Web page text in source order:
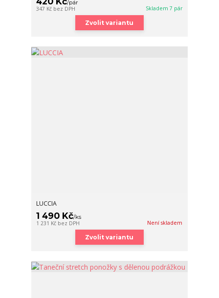
/pár
347 Kč bez DPH Skladem 7 pár
Zvolit variantu
LUCCIA
1 490 Kč/ks
1 231 Kč bez DPH Není skladem
Zvolit variantu